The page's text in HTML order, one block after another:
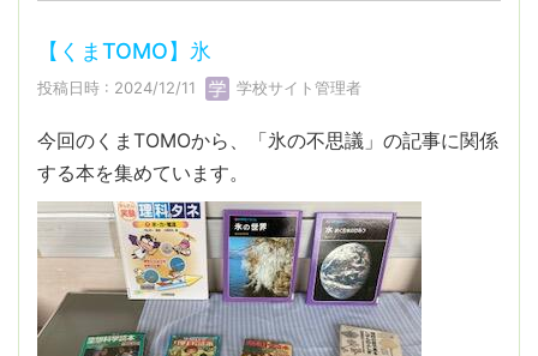
【くまTOMO】氷
投稿日時 : 2024/12/11 学校サイト管理者
今回のくまTOMOから、「氷の不思議」の記事に関係
する本を集めています。